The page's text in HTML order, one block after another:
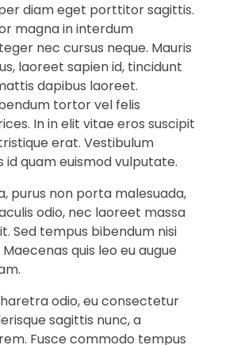
diam eget porttitor sagittis.
magna in interdum
nec cursus neque. Mauris
laoreet sapien id, tincidunt
dapibus laoreet.
tortor vel felis
In in elit vitae eros suscipit
erat. Vestibulum
id quam euismod vulputate.
purus non porta malesuada,
odio, nec laoreet massa
Sed tempus bibendum nisi
quis leo eu augue
odio, eu consectetur
sagittis nunc, a
Fusce commodo tempus